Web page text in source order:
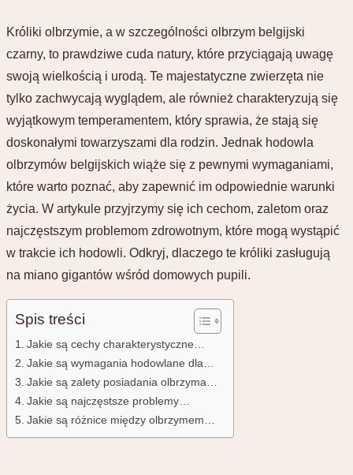
Króliki olbrzymie, a w szczególności olbrzym belgijski
czarny, to prawdziwe cuda natury, które przyciągają uwagę
swoją wielkością i urodą. Te majestatyczne zwierzęta nie
tylko zachwycają wyglądem, ale również charakteryzują się
wyjątkowym temperamentem, który sprawia, że stają się
doskonałymi towarzyszami dla rodzin. Jednak hodowla
olbrzymów belgijskich wiąże się z pewnymi wymaganiami,
które warto poznać, aby zapewnić im odpowiednie warunki
życia. W artykule przyjrzymy się ich cechom, zaletom oraz
najczęstszym problemom zdrowotnym, które mogą wystąpić
w trakcie ich hodowli. Odkryj, dlaczego te króliki zasługują
na miano gigantów wśród domowych pupili.
Spis treści
Jakie są cechy charakterystyczne…
Jakie są wymagania hodowlane dla…
Jakie są zalety posiadania olbrzyma…
Jakie są najczęstsze problemy…
Jakie są różnice między olbrzymem…